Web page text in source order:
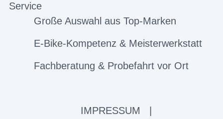
Service
Große Auswahl aus Top-Marken
E-Bike-Kompetenz & Meisterwerkstatt
Fachberatung & Probefahrt vor Ort
IMPRESSUM